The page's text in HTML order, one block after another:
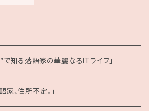
で知る落語家の華麗なるITライフ」
家、住所不定。」